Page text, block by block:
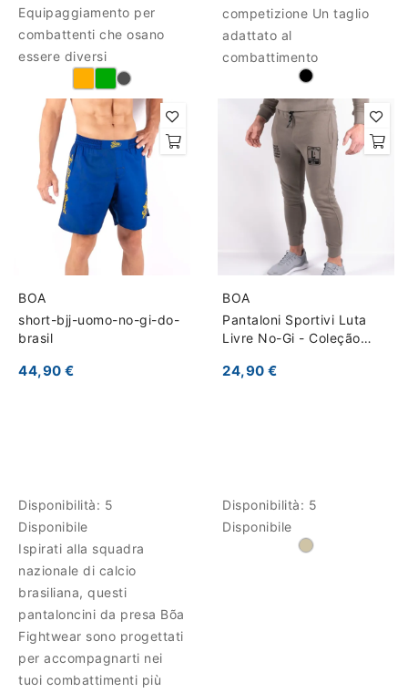
Equipaggiamento per
combattenti che osano
essere diversi
competizione Un taglio
adattato al
combattimento
BOA
short-bjj-uomo-no-gi-do-
brasil
44,90 €
Disponibilità: 5
Disponibile
Ispirati alla squadra
nazionale di calcio
brasiliana, questi
pantaloncini da presa Bõa
Fightwear sono progettati
per accompagnarti nei
tuoi combattimenti più
BOA
Pantaloni Sportivi Luta
Livre No-Gi - Coleção
24,90 €
Disponibilità: 5
Disponibile